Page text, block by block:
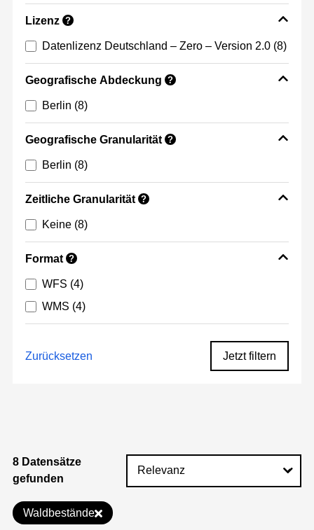
Lizenz ?
Datenlizenz Deutschland – Zero – Version 2.0 (8)
Geografische Abdeckung ?
Berlin (8)
Geografische Granularität ?
Berlin (8)
Zeitliche Granularität ?
Keine (8)
Format ?
WFS (4)
WMS (4)
Zurücksetzen Jetzt filtern
8 Datensätze
gefunden
Waldbestände